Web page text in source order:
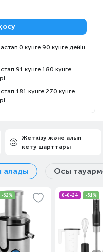
0 күнге 90 күнге дейін
91 күнге 180 күнге
181 күнге 270 күнге
Жеткізу және алып
кету шарттары
алады Осы
-62% 0-0-24 -51%